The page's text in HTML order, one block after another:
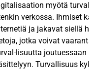
myötä
verkossa. Ihmiset
ja jakavat siellä
jotka voivat
lisuutta joutuessaan
Turvallisuus